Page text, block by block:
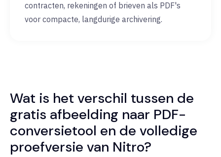
contracten, rekeningen of brieven als PDF's
voor compacte, langdurige archivering.
Wat is het verschil tussen de
gratis afbeelding naar PDF-
conversietool en de volledige
proefversie van Nitro?